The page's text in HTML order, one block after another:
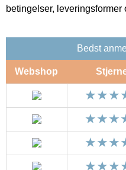
betingelser,
Bedst
Webshop